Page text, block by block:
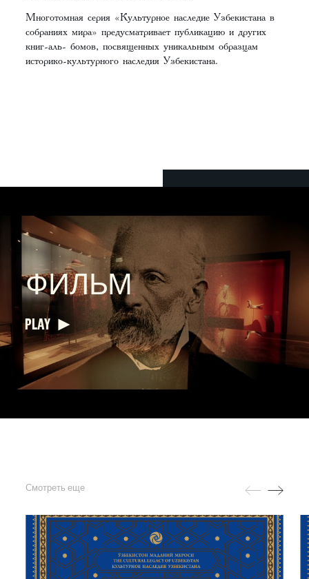
Многотомная серия «Культурное наследие Узбекистана в
собраниях мира» предусматривает публикацию и других
книг-аль- бомов, посвященных уникальным образцам
историко-культурного наследия Узбекистана.
ФИЛЬМ
PLAY
Смотреть еще